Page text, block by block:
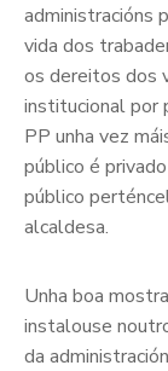
administracións
vida dos
os dereitos dos
institucional por
PP unha vez
público é
público
alcaldesa.
Unha boa
instalouse
da